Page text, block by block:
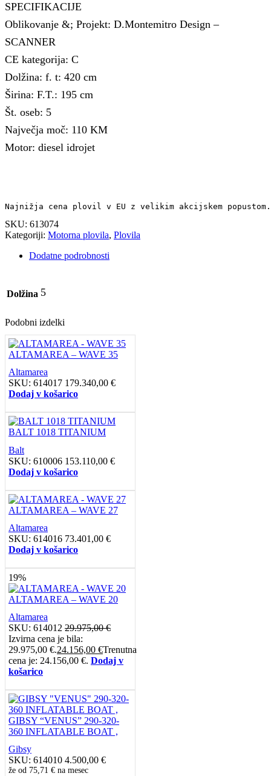
SPECIFIKACIJE
Oblikovanje &; Projekt: D.Montemitro Design –
SCANNER
CE kategorija: C
Dolžina: f. t: 420 cm
Širina: F.T.: 195 cm
Št. oseb: 5
Največja moč: 110 KM
Motor: diesel idrojet
Najnižja cena plovil v EU z velikim akcijskem popustom.
SKU: 613074
Kategoriji: Motorna plovila, Plovila
Dodatne podrobnosti
Dolžina 5
Podobni izdelki
ALTAMAREA – WAVE 35
Altamarea
SKU: 614017 179.340,00 €
Dodaj v košarico
BALT 1018 TITANIUM
Balt
SKU: 610006 153.110,00 €
Dodaj v košarico
ALTAMAREA – WAVE 27
Altamarea
SKU: 614016 73.401,00 €
Dodaj v košarico
19%
ALTAMAREA – WAVE 20
Altamarea
SKU: 614012 29.975,00€
Izvirna cena je bila:
29.975,00 €.24.156,00 €Trenutna
cena je: 24.156,00 €. Dodaj v
košarico
GIBSY “VENUS” 290-320-
360 INFLATABLE BOAT ,
Gibsy
SKU: 614010 4.500,00 €
že od 75,71 € na mesec